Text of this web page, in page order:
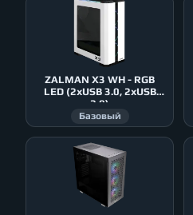
ZALMAN X3 WH - RGB
LED (2xUSB 3.0, 2xUSB
2.0)
Базовый